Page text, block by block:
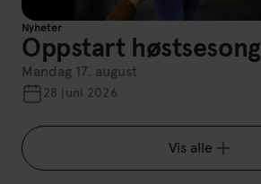
Nyheter
Oppstart høstsesong
Mandag 17. august
28 juni 2026
Vis alle